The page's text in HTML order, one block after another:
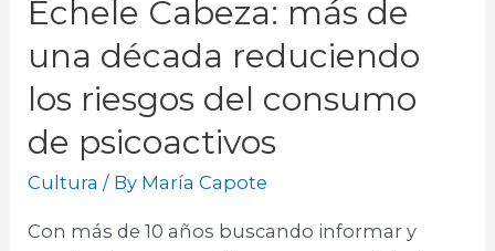
Échele Cabeza: más de
una década reduciendo
los riesgos del consumo
de psicoactivos
Cultura / By María Capote
Con más de 10 años buscando informar y